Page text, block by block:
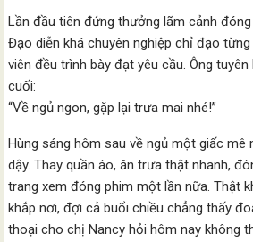
Lần đầu tiên đứng thưởng lãm cảnh
Đạo diễn khá chuyên nghiệp chỉ đạo
viên đều trình bày đạt yêu cầu. Ông
cuối:
“Về ngủ ngon, gặp lại trưa mai nhé!”
Hùng sáng hôm sau về ngủ một giấc mê
dậy. Thay quần áo, ăn trưa thật nhanh,
trang xem đóng phim một lần nữa. Thật
khắp nơi, đợi cả buổi chiều chẳng thấy
thoại cho chị Nancy hỏi hôm nay không